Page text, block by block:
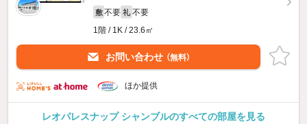
敷 不要 礼 不要
1階 / 1K / 23.6㎡
お問い合わせ （無料）
ほか提供
レオパレスナップ シャンブルのすべての部屋を見る